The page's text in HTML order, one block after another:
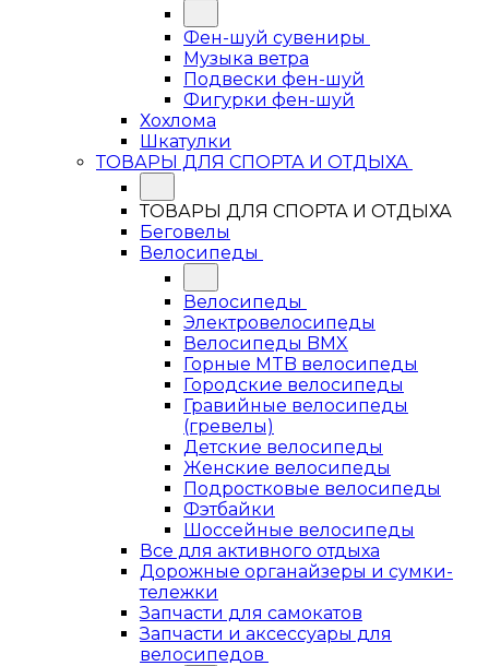
Фен-шуй сувениры
Музыка ветра
Подвески фен-шуй
Фигурки фен-шуй
Хохлома
Шкатулки
ТОВАРЫ ДЛЯ СПОРТА И ОТДЫХА
ТОВАРЫ ДЛЯ СПОРТА И ОТДЫХА
Беговелы
Велосипеды
Велосипеды
Электровелосипеды
Велосипеды BMX
Горные MTB велосипеды
Городские велосипеды
Гравийные велосипеды
(гревелы)
Детские велосипеды
Женские велосипеды
Подростковые велосипеды
Фэтбайки
Шоссейные велосипеды
Все для активного отдыха
Дорожные органайзеры и сумки-
тележки
Запчасти для самокатов
Запчасти и аксессуары для
велосипедов